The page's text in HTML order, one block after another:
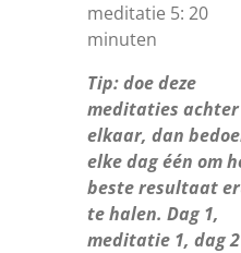
meditatie 5: 20
minuten
Tip: doe deze
meditaties achter
elkaar, dan
elke dag één om
beste resultaat
te halen. Dag 1,
meditatie 1, dag 2